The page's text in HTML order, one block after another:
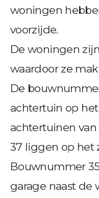
woningen
voorzijde.
De woningen
waardoor ze
De
achtertuin op
achtertuinen
37 liggen op het
Bouwnummer
garage naast de